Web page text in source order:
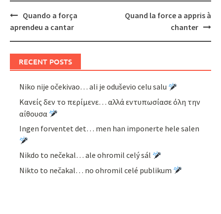
Post
navigation
Quando a força
aprendeu a cantar
Quand la force a appris à
chanter
RECENT POSTS
Niko nije očekivao… ali je oduševio celu salu
Κανείς δεν το περίμενε… αλλά εντυπωσίασε όλη την
αίθουσα
Ingen forventet det… men han imponerte hele salen
Nikdo to nečekal… ale ohromil celý sál
Nikto to nečakal… no ohromil celé publikum